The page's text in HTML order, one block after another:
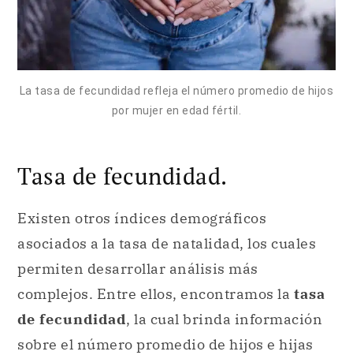
La tasa de fecundidad refleja el número promedio de hijos
por mujer en edad fértil.
Tasa de fecundidad.
Existen otros índices demográficos
asociados a la tasa de natalidad, los cuales
permiten desarrollar análisis más
complejos. Entre ellos, encontramos la tasa
de fecundidad, la cual brinda información
sobre el número promedio de hijos e hijas